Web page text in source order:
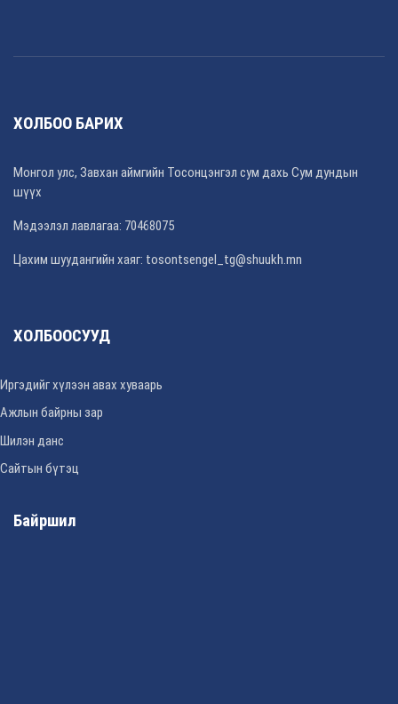
ХОЛБОО БАРИХ
Монгол улс, Завхан аймгийн Тосонцэнгэл сум дахь Сум дундын
шүүх
Мэдээлэл лавлагаа: 70468075
Цахим шуудангийн хаяг: tosontsengel_tg@shuukh.mn
ХОЛБООСУУД
Иргэдийг хүлээн авах хуваарь
Ажлын байрны зар
Шилэн данс
Сайтын бүтэц
Байршил